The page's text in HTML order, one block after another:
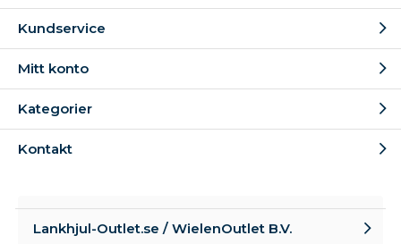
Kundservice
Mitt konto
Kategorier
Kontakt
Lankhjul-Outlet.se / WielenOutlet B.V.